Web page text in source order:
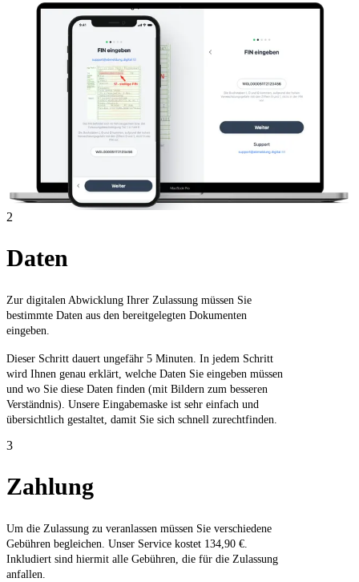
2
Daten
Zur digitalen Abwicklung Ihrer Zulassung müssen Sie
bestimmte Daten aus den bereitgelegten Dokumenten
eingeben.
Dieser Schritt dauert ungefähr 5 Minuten. In jedem Schritt
wird Ihnen genau erklärt, welche Daten Sie eingeben müssen
und wo Sie diese Daten finden (mit Bildern zum besseren
Verständnis). Unsere Eingabemaske ist sehr einfach und
übersichtlich gestaltet, damit Sie sich schnell zurechtfinden.
3
Zahlung
Um die Zulassung zu veranlassen müssen Sie verschiedene
Gebühren begleichen. Unser Service kostet 134,90 €.
Inkludiert sind hiermit alle Gebühren, die für die Zulassung
anfallen.